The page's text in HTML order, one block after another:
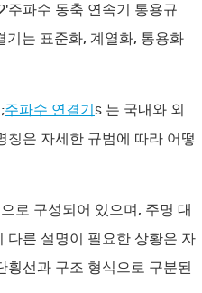
주파수 동축 연속기 통용규
기는 표준화, 계열화, 통용화
주파수 연결기 s 는 국내와 외
칭은 자세한 규범에 따라 어떻
로 구성되어 있으며, 주명 대
다른 설명이 필요한 상황은 자
선과 구조 형식으로 구분된